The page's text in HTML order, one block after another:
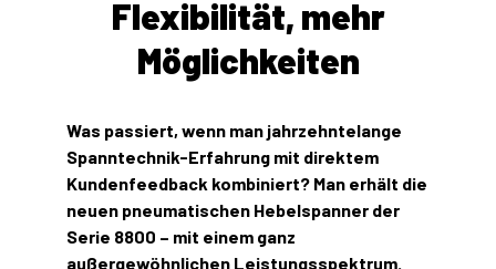
Flexibilität, mehr
Möglichkeiten
Was passiert, wenn man jahrzehntelange
Spanntechnik-Erfahrung mit direktem
Kundenfeedback kombiniert? Man erhält die
neuen pneumatischen Hebelspanner der
Serie 8800 – mit einem ganz
außergewöhnlichen Leistungsspektrum.